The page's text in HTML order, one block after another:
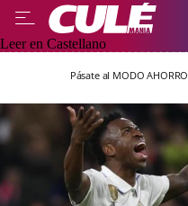
Leer en Castellano
Pásate al MODO AHORRO